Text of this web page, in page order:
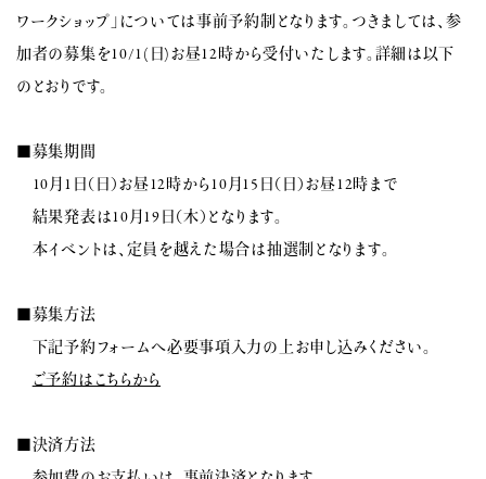
ワークショップ」については事前予約制となります。つきましては、参
加者の募集を10/1(日)お昼12時から受付いたします。詳細は以下
のとおりです。
■募集期間
10月1日（日）お昼12時から10月15日（日）お昼12時まで
結果発表は10月19日（木）となります。
本イベントは、定員を越えた場合は抽選制となります。
■募集方法
下記予約フォームへ必要事項入力の上お申し込みください。
ご予約はこちらから
■決済方法